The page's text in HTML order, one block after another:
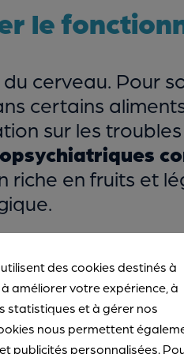
le
cerveau. Pour
certains
sur les
en fruits et
des cookies destinés à
améliorer votre expérience, à
statistiques et à gérer nos
nous permettent
publicités personnalisées.